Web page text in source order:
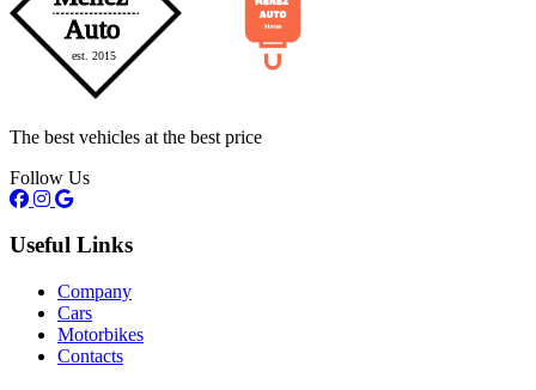
The best vehicles at the best price
Follow Us
Useful Links
Company
Cars
Motorbikes
Contacts